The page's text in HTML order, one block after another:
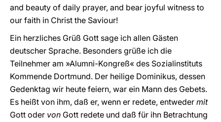
and beauty of daily prayer, and bear joyful witness to
our faith in Christ the Saviour!
Ein herzliches Grüß Gott sage ich allen Gästen
deutscher Sprache. Besonders grüße ich die
Teilnehmer am »Alumni-Kongreß« des Sozialinstituts
Kommende Dortmund. Der heilige Dominikus, dessen
Gedenktag wir heute feiern, war ein Mann des Gebets.
Es heißt von ihm, daß er, wenn er redete, entweder mit
Gott oder von Gott redete und daß für ihn Betrachtung